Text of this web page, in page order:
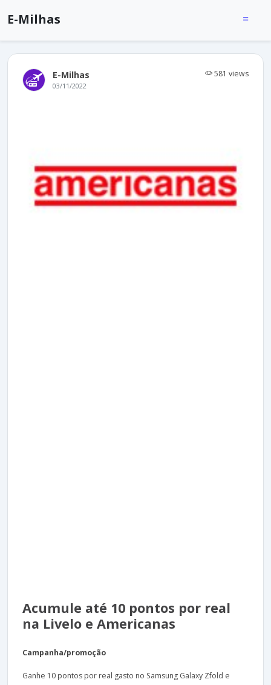
E-Milhas
E-Milhas 581 views
03/11/2022
Acumule até 10 pontos por real
na Livelo e Americanas
Campanha/promoção
Ganhe 10 pontos por real gasto no Samsung Galaxy Zfold e